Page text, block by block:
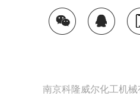
南京科隆威尔化工机